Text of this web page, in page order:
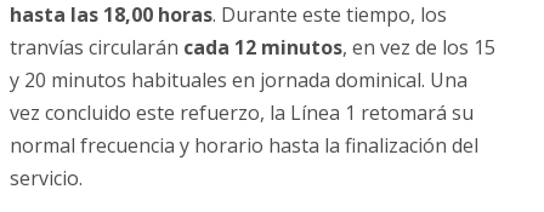
hasta las 18,00 horas. Durante este tiempo, los
tranvías circularán cada 12 minutos, en vez de los 15
y 20 minutos habituales en jornada dominical. Una
vez concluido este refuerzo, la Línea 1 retomará su
normal frecuencia y horario hasta la finalización del
servicio.